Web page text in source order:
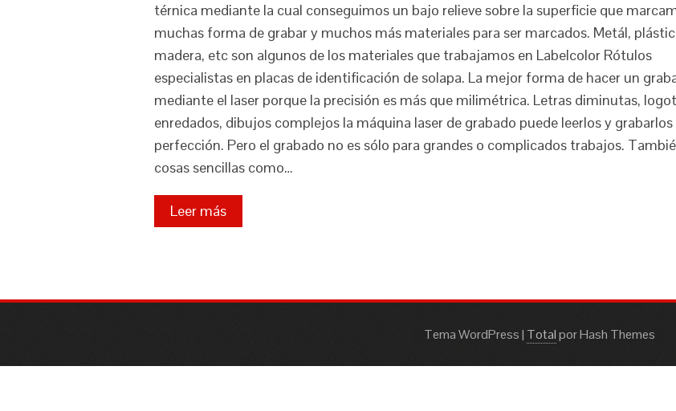
térnica mediante la cual conseguimos un bajo relieve sobre la superficie que
muchas forma de grabar y muchos más materiales para ser marcados. Metál,
madera, etc son algunos de los materiales que trabajamos en Labelcolor Rótulos
especialistas en placas de identificación de solapa. La mejor forma de hacer un
mediante el laser porque la precisión es más que milimétrica. Letras diminutas,
enredados, dibujos complejos la máquina laser de grabado puede leerlos y grabarlos
perfección. Pero el grabado no es sólo para grandes o complicados trabajos.
cosas sencillas como…
Leer más
Tema WordPress| Totalpor Hash Themes